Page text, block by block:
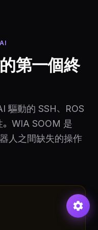
第一個終
驅動的 SSH、ROS
。WIA SOOM 是
人之間缺失的操作